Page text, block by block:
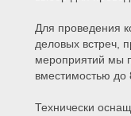
Для проведения
деловых встреч,
мероприятий мы
вместимостью до
Технически